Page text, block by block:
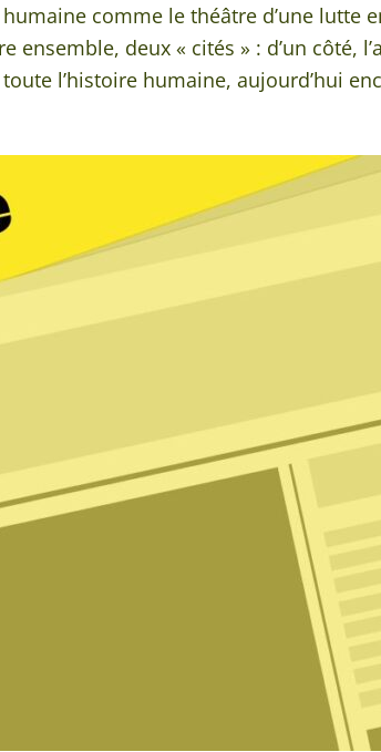
comme le théâtre d’une lutte
ensemble, deux « cités » : d’un côté,
l’histoire humaine, aujourd’hui